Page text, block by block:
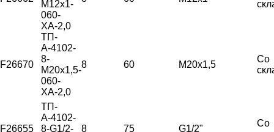
М12х1-
060-
ХА-2,0
F26670
ТП-
А-4102-
8-
М20х1,5-
060-
ХА-2,0
8 60 М20х1,5
Со
F26655
ТП-
А-4102-
8-G1/2-
8 75 G1/2"
Со